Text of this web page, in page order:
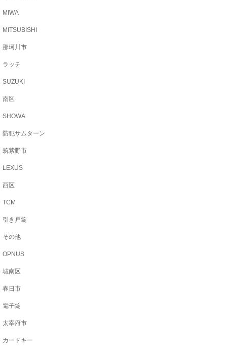
MIWA
MITSUBISHI
那珂川市
ラッチ
SUZUKI
南区
SHOWA
防犯サムターン
筑紫野市
LEXUS
西区
TCM
引き戸錠
その他
OPNUS
城南区
春日市
電子錠
太宰府市
カードキー